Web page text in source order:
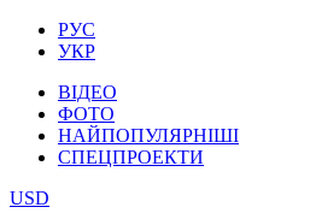
РУС
УКР
ВІДЕО
ФОТО
НАЙПОПУЛЯРНІШІ
СПЕЦПРОЕКТИ
USD